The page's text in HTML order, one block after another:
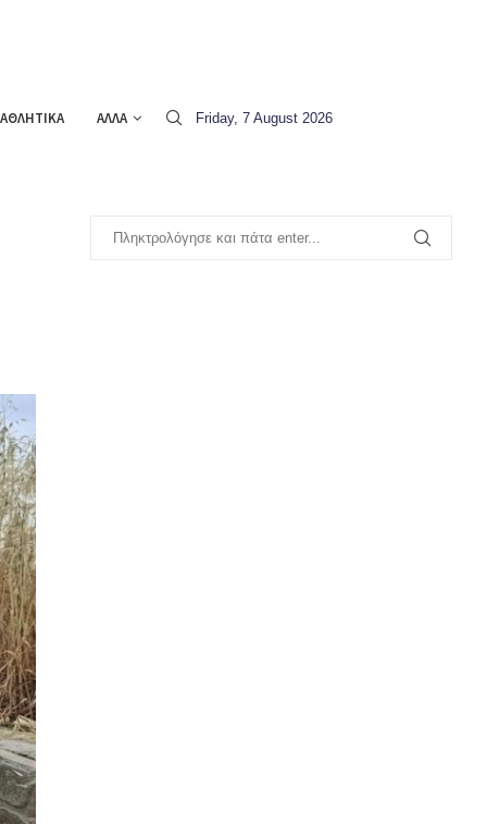
ΑΘΛΗΤΙΚΑ ΑΛΛΑ Friday, 7 August 2026